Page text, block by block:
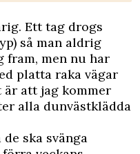
Ett tag drogs
så man aldrig
fram, men nu har
platta raka vägar
att jag kommer
alla dunvästklädda
ska svänga